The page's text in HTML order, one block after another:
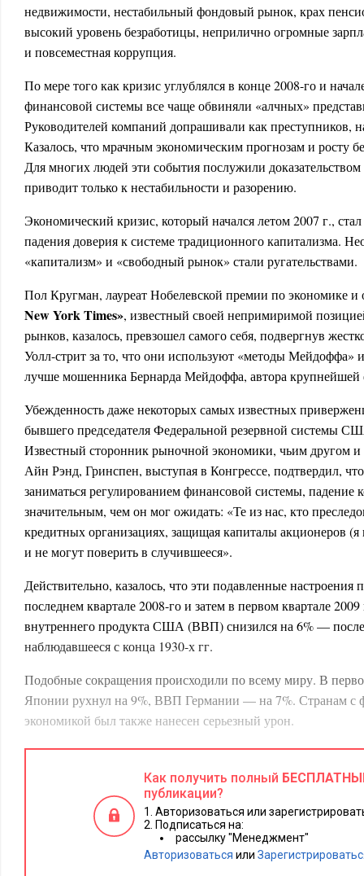
недвижимости, нестабильный фондовый рынок, крах
высокий уровень безработицы, неприлично огромные
и повсеместная коррупция.
По мере того как кризис углублялся в конце 2008-го и
финансовой системы все чаще обвиняли «алчных»
Руководителей компаний допрашивали как преступников,
Казалось, что мрачным экономическим прогнозам и росту
Для многих людей эти события послужили
приводит только к нестабильности и разорению.
Экономический кризис, который начался летом 2007 г.,
падения доверия к системе традиционного капитализма.
«капитализм» и «свободный рынок» стали ругательствами.
Пол Кругман, лауреат Нобелевской премии по экономике и
New York Times», известный своей непримиримой
рынков, казалось, превзошел самого себя, подвергнув
Уолл-стрит за то, что они используют «методы Мейдоффа»
лучше мошенника Бернарда Мейдоффа, автора
Убежденность даже некоторых самых известных
бывшего председателя Федеральной резервной системы
Известный сторонник рыночной экономики, чьим другом
Айн Рэнд, Гринспен, выступая в Кон­грессе, подтвердил,
заниматься регулированием финансовой системы, падение
значительным, чем он мог ожидать: «Те из нас, кто
кредитных организациях, защищая капиталы акционеров
и не могут поверить в случившееся».
Действительно, казалось, что эти подавленные
последнем квартале 2008-го и затем в первом квартале
внутреннего продукта США (ВВП) снизился на 6% —
наблюдавшееся с конца 1930-х гг.
Подобные сокращения происходили по всему миру. В
Японии рухнул на 9%, ВВП Германии — на 7%. Странам
экономикой был также нанесен серьезный урон.
Неудивительно, это шокировало Гринспена и не только
администраций Буша и Обамы на вывод из кризиса
ощущение того, что частной экономике пришел конец.
правительственной программы по спасению проблемных
источников перекачивались в банки страховые компании,
признанные «слишком крупными для того, чтобы
Как получить полный
публикации?
Авторизоваться или
Подписаться на:
рассылку "Менеджмент"
Авторизоваться или